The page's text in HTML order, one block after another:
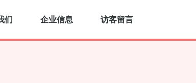
们 企业信息 访客留言